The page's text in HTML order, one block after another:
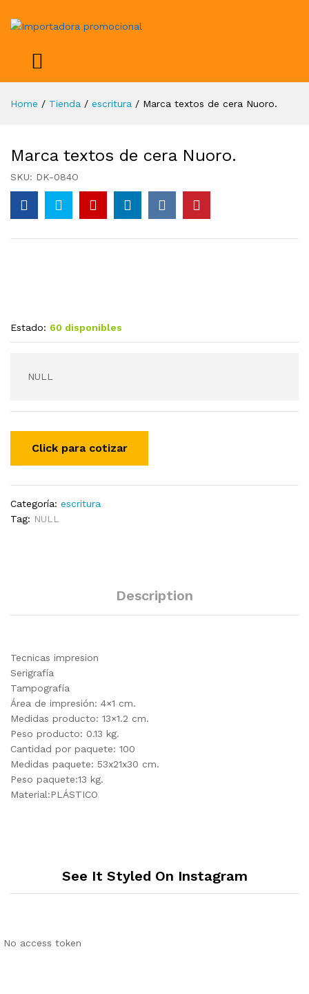
Home / Tienda / escritura / Marca textos de cera Nuoro.
Marca textos de cera Nuoro.
SKU: DK-084O
Estado: 60 disponibles
NULL
Categoría: escritura
Tag: NULL
Description
Tecnicas impresion
Serigrafía
Tampografía
Área de impresión: 4×1 cm.
Medidas producto: 13×1.2 cm.
Peso producto: 0.13 kg.
Cantidad por paquete: 100
Medidas paquete: 53x21x30 cm.
Peso paquete:13 kg.
Material:PLÁSTICO
See It Styled On Instagram
No access token